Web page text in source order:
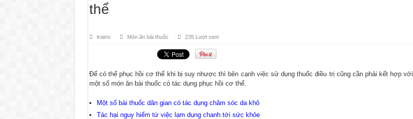
thể
tratnv Món ăn bài thuốc 235 Lượt xem
Để có thể phục hồi cơ thể khi bị suy nhược thì bên cạnh việc sử dụng thuốc điều trị cũng cần phải kết hợp với
một số món ăn bài thuốc có tác dụng phục hồi cơ thể.
Một số bài thuốc dân gian có tác dụng chăm sóc da khô
Tác hại nguy hiểm từ việc lạm dụng chanh tới sức khỏe